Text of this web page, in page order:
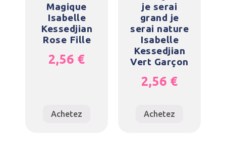
Magique
Isabelle
Kessedjian
Rose Fille
2,56 €
Achetez
je serai
grand je
serai nature
Isabelle
Kessedjian
Vert Garçon
2,56 €
Achetez